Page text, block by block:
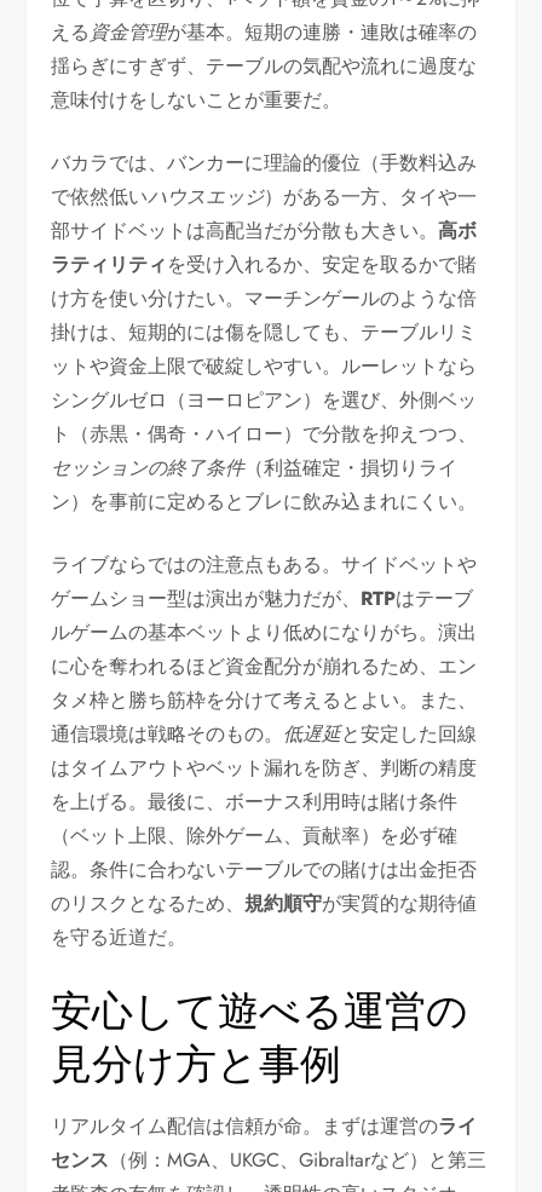
える 資金管理が基本。短期の連勝・連敗は確率の
揺らぎにすぎず、テーブルの気配や流れに過度な
意味付けをしないことが重要だ。
バカラでは、バンカーに理論的優位（手数料込み
で依然低いハウスエッジ）がある一方、タイや一
部サイドベットは高配当だが分散も大きい。高ボ
ラティリティを受け入れるか、安定を取るかで賭
け方を使い分けたい。マーチンゲールのような倍
掛けは、短期的には傷を隠しても、テーブルリミ
ットや資金上限で破綻しやすい。ルーレットなら
シングルゼロ（ヨーロピアン）を選び、外側ベッ
ト（赤黒・偶奇・ハイロー）で分散を抑えつつ、
セッションの終了条件（利益確定・損切りライ
ン）を事前に定めるとブレに飲み込まれにくい。
ライブならではの注意点もある。サイドベットや
ゲームショー型は演出が魅力だが、 RTPはテーブ
ルゲームの基本ベットより低めになりがち。演出
に心を奪われるほど資金配分が崩れるため、エン
タメ枠と勝ち筋枠を分けて考えるとよい。また、
通信環境は戦略そのもの。 低遅延と安定した回線
はタイムアウトやベット漏れを防ぎ、判断の精度
を上げる。最後に、ボーナス利用時は賭け条件
（ベット上限、除外ゲーム、貢献率）を必ず確
認。条件に合わないテーブルでの賭けは出金拒否
のリスクとなるため、規約順守が実質的な期待値
を守る近道だ。
安心して遊べる運営の
見分け方と事例
リアルタイム配信は信頼が命。まずは運営のライ
センス （例：MGA、UKGC、Gibraltarなど）と第三